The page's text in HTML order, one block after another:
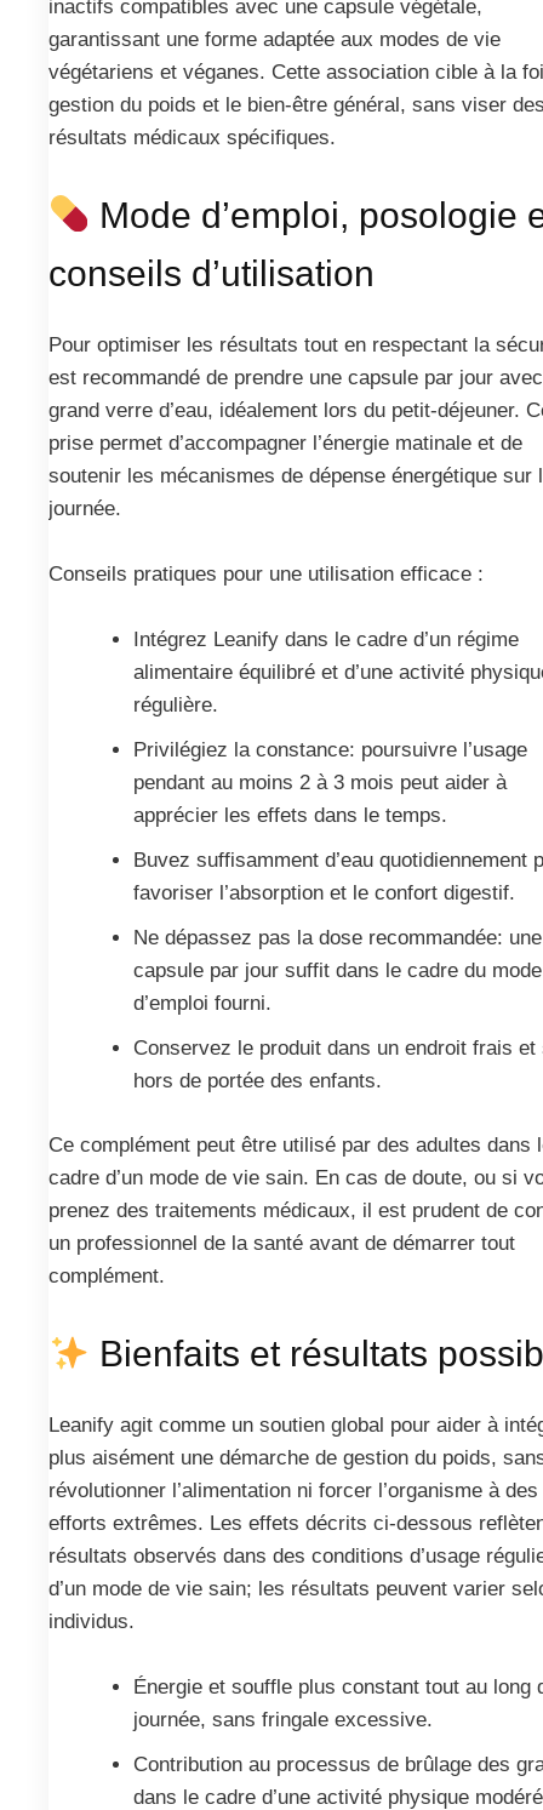
inactifs compatibles avec une capsule végétale,
garantissant une forme adaptée aux modes de vie
végétariens et véganes. Cette association cible à la
gestion du poids et le bien-être général, sans viser
résultats médicaux spécifiques.
Mode d’emploi, posologie
conseils d’utilisation
Pour optimiser les résultats tout en respectant la
est recommandé de prendre une capsule par jour
grand verre d’eau, idéalement lors du petit-déjeuner.
prise permet d’accompagner l’énergie matinale et de
soutenir les mécanismes de dépense énergétique sur
journée.
Conseils pratiques pour une utilisation efficace :
Intégrez Leanify dans le cadre d’un régime
alimentaire équilibré et d’une activité
régulière.
Privilégiez la constance: poursuivre l’usage
pendant au moins 2 à 3 mois peut aider à
apprécier les effets dans le temps.
Buvez suffisamment d’eau quotidiennement
favoriser l’absorption et le confort digestif.
Ne dépassez pas la dose recommandée: une
capsule par jour suffit dans le cadre du mode
d’emploi fourni.
Conservez le produit dans un endroit frais et
hors de portée des enfants.
Ce complément peut être utilisé par des adultes dans
cadre d’un mode de vie sain. En cas de doute, ou si
prenez des traitements médicaux, il est prudent de
un professionnel de la santé avant de démarrer tout
complément.
Bienfaits et résultats
Leanify agit comme un soutien global pour aider à
plus aisément une démarche de gestion du poids,
révolutionner l’alimentation ni forcer l’organisme à des
efforts extrêmes. Les effets décrits ci-dessous
résultats observés dans des conditions d’usage
d’un mode de vie sain; les résultats peuvent varier
individus.
Énergie et souffle plus constant tout au long
journée, sans fringale excessive.
Contribution au processus de brûlage des
dans le cadre d’une activité physique